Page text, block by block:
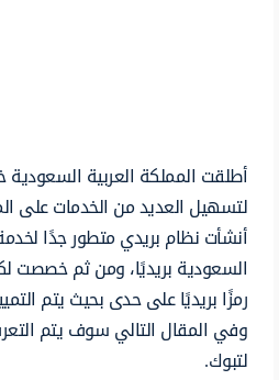
أطلقت المملكة العربية السعودية
لتسهيل العديد من الخدمات على
أنشأت نظام بريدي متطور جدًا
السعودية بريديًا، ومن ثم
رمزًا بريديًا على حدى بحيث يتم
وفي المقال التالي سوف يتم
لتبوك.